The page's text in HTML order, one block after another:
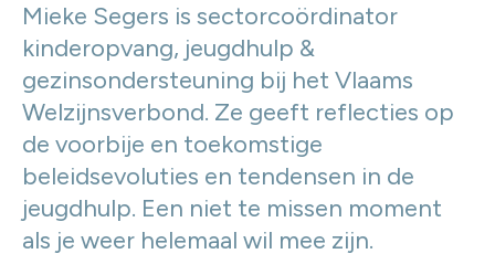
Mieke Segers is sectorcoördinator
kinderopvang, jeugdhulp &
gezinsondersteuning bij het Vlaams
Welzijnsverbond. Ze geeft reflecties op
de voorbije en toekomstige
beleidsevoluties en tendensen in de
jeugdhulp. Een niet te missen moment
als je weer helemaal wil mee zijn.